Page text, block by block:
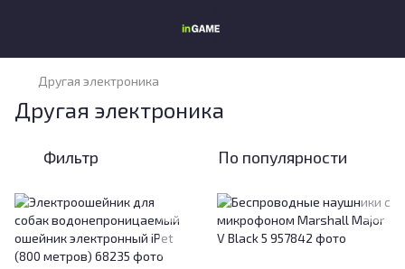
Другая электроника
Другая электроника
Фильтр По популярности